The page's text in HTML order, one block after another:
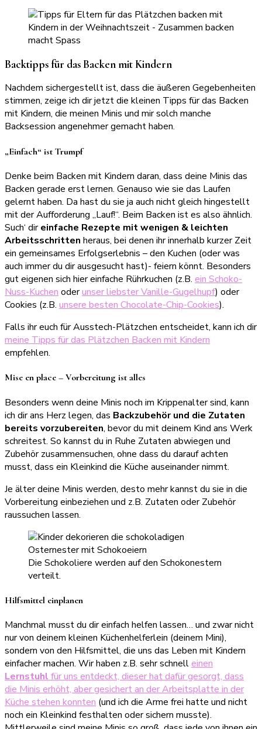
Backtipps für das Backen mit Kindern
Nachdem sichergestellt ist, dass die äußeren Gegebenheiten
stimmen, zeige ich dir jetzt die kleinen Tipps für das Backen
mit Kindern, die meinen Minis und mir solch manche
Backsession angenehmer gemacht haben.
„Einfach“ ist Trumpf
Denke beim Backen mit Kindern daran, dass deine Minis das
Backen gerade erst lernen. Genauso wie sie das Laufen
gelernt haben. Da hast du sie ja auch nicht gleich hingestellt
mit der Aufforderung „Lauf!“. Beim Backen ist es also ähnlich.
Such‘ direinfache Rezepte mit wenigen & leichten
Arbeitsschritten heraus, bei denen ihr innerhalb kurzer Zeit
ein gemeinsames Erfolgserlebnis – den Kuchen (oder was
auch immer du dir ausgesucht hast)- feiern könnt. Besonders
gut eigenen sich hier einfache Rührkuchen (z.B. ein Schoko-
Nuss-Kuchen oderunser liebster Vanille-Gugelhupf) oder
Cookies (z.B. unsere besten Chocolate-Chip-Cookies).
Falls ihr euch für Ausstech-Plätzchen entscheidet, kann ich dir
meine Tipps für das Plätzchen Backen mit Kindern
empfehlen.
Mise en place – Vorbereitung ist alles
Besonders wenn deine Minis noch im Krippenalter sind, kann
ich dir ans Herz legen, das Backzubehör und die Zutaten
bereits vorzubereiten, bevor du mit deinem Kind ans Werk
schreitest. So kannst du in Ruhe Zutaten abwiegen und
Zubehör zusammensuchen, ohne dass du darauf achten
musst, dass ein Kleinkind die Küche auseinander nimmt.
Je älter deine Minis werden, desto mehr kannst du sie in die
Vorbereitung einbeziehen und z.B. Zutaten oder Zubehör
raussuchen lassen.
Die Schokoliere werden auf den Schokonestern
verteilt.
Hilfsmittel einplanen
Manchmal musst du dir einfach helfen lassen… und zwar nicht
nur von deinem kleinen Küchenhelferlein (deinem Mini),
sondern von den Hilfsmittel, die uns das Leben mit Kindern
einfacher machen. Wir haben z.B. sehr schnelleinen
Lernstuhl für uns entdeckt, dieser hat dafür gesorgt, dass
die Minis erhöht, aber gesichert an der Arbeitsplatte in der
Küche stehen konnten (und ich die Arme frei hatte und nicht
noch ein Kleinkind festhalten oder sichern musste).